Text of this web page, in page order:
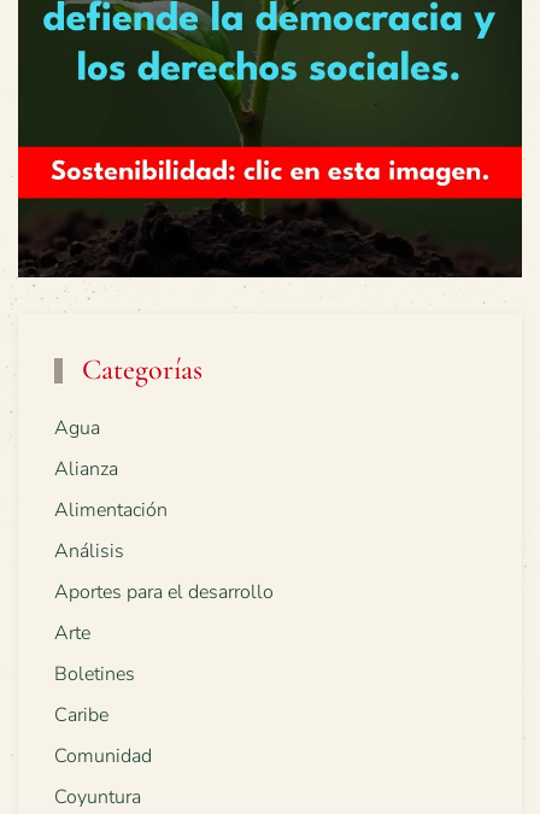
Categorías
Agua
Alianza
Alimentación
Análisis
Aportes para el desarrollo
Arte
Boletines
Caribe
Comunidad
Coyuntura